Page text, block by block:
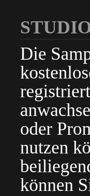
Die
oder
nutzen
können